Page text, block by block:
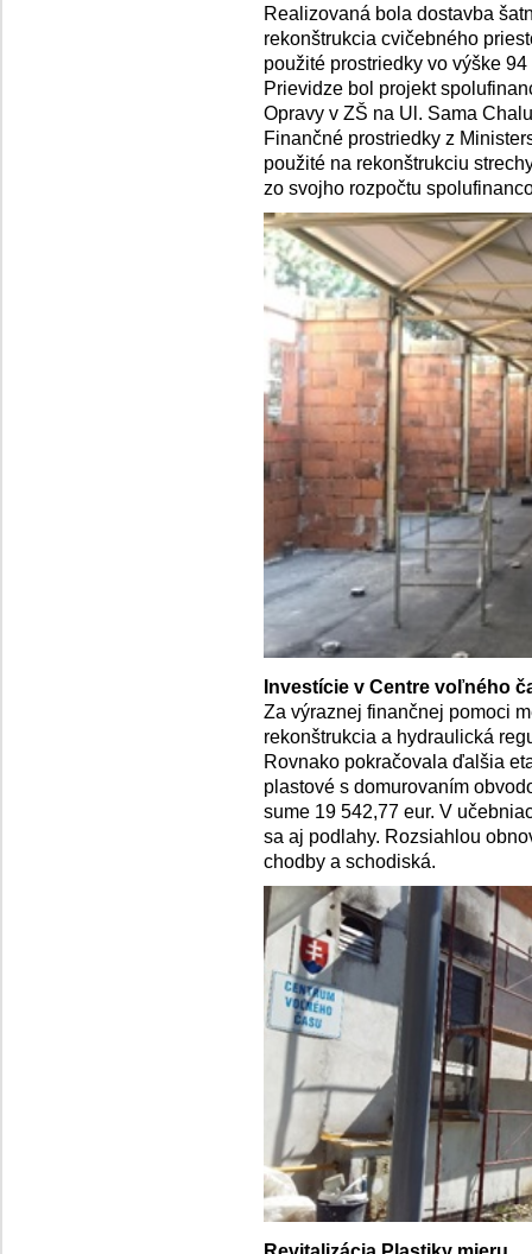
Realizovaná bola dostavba
rekonštrukcia cvičebného
použité prostriedky vo výške
Prievidze bol projekt
Opravy v ZŠ na Ul. Sama
Finančné prostriedky z
použité na rekonštrukciu
zo svojho rozpočtu
Investície v Centre voľného
Za výraznej finančnej pomoci
rekonštrukcia a hydraulická
Rovnako pokračovala ďalšia
plastové s domurovaním
sume 19 542,77 eur. V
sa aj podlahy. Rozsiahlou
chodby a schodiská.